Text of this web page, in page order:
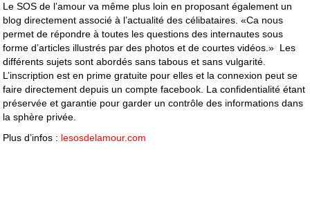
Le SOS de l’amour va même plus loin en proposant également un
blog directement associé à l’actualité des célibataires. «Ca nous
permet de répondre à toutes les questions des internautes sous
forme d’articles illustrés par des photos et de courtes vidéos.» Les
différents sujets sont abordés sans tabous et sans vulgarité.
L’inscription est en prime gratuite pour elles et la connexion peut se
faire directement depuis un compte facebook. La confidentialité étant
préservée et garantie pour garder un contrôle des informations dans
la sphère privée.
Plus d’infos : lesosdelamour.com